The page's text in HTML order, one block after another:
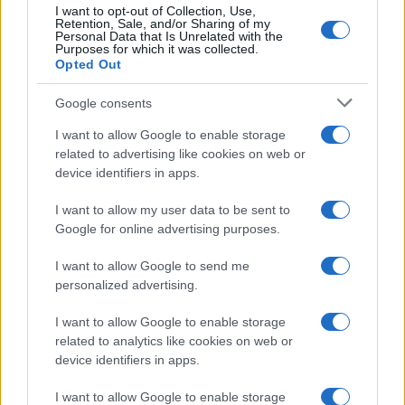
I want to opt-out of Collection, Use,
Retention, Sale, and/or Sharing of my
Personal Data that Is Unrelated with the
Purposes for which it was collected.
Opted Out
Google consents
I want to allow Google to enable storage
related to advertising like cookies on web or
device identifiers in apps.
I want to allow my user data to be sent to
Google for online advertising purposes.
I want to allow Google to send me
personalized advertising.
I want to allow Google to enable storage
related to analytics like cookies on web or
device identifiers in apps.
I want to allow Google to enable storage
Dizionario dei Sogni – J
Dizionario dei Sogni – L
Dizionario dei Sogni – M
Dizionario dei Sogni – N
Dizionario dei Sogni – O
Dizionario dei Sogni – P
Dizionario dei Sogni – R
Dizionario dei Sogni – T
Dizionario dei Sogni – U
Dizionario dei Sogni – V